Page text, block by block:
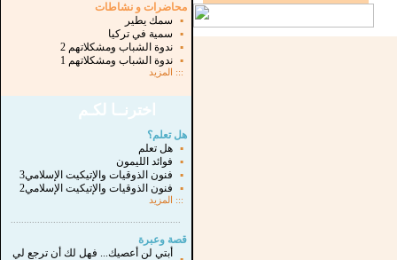
محاضرات و نشاطات
▪
سمك يطير
▪
سمية في تركيا
▪
ندوة الشباب ومشكلاتهم 2
▪
ندوة الشباب ومشكلاتهم 1
::: المزيد
اخترنــا لكـم
هل تعلم؟
▪
هل تعلم
▪
فوائد الليمون
▪
فنون الذوقيات والإتيكيت الإسلامي3
▪
فنون الذوقيات والإتيكيت الإسلامي2
:::
المزيد
قصة وعبرة
أبتي لن أعصيك... فهل لك أن ترجع لي